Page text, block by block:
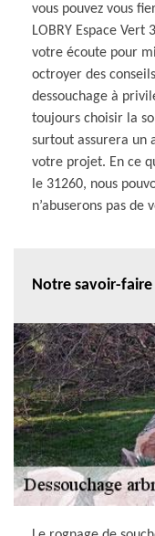
vous pouvez vous
LOBRY Espace
votre écoute pour
octroyer des
dessouchage à
toujours choisir la
surtout assurera un
votre projet. En ce
le 31260, nous
n’abuserons pas de
Notre savoir-